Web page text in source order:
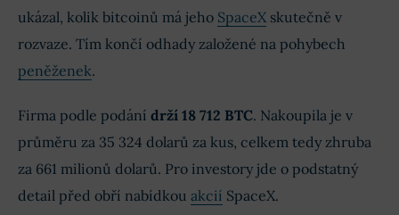
ukázal, kolik bitcoinů má jeho SpaceX skutečně v
rozvaze. Tím končí odhady založené na pohybech
peněženek.
Firma podle podání drží 18 712 BTC. Nakoupila je v
průměru za 35 324 dolarů za kus, celkem tedy zhruba
za 661 milionů dolarů. Pro investory jde o podstatný
detail před obří nabídkou akcií SpaceX.